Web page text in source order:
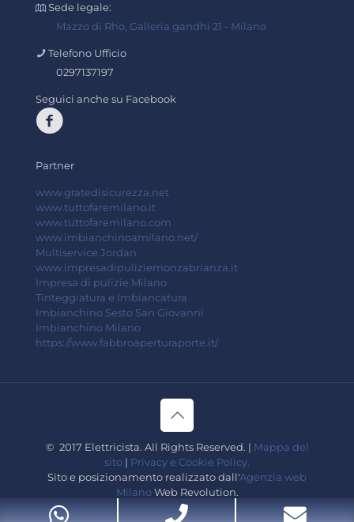
Sede legale:
Mazzo di Rho, Galleria gandhi 21 - Milano
Telefono Ufficio
0297137197
Seguici anche su Facebook
Partner
www.gratedisicurezza.net
www.tuttofaremilano.it
www.tuttofaremilano.com
www.imbianchinoamilano.net/
Multiservice Jordan
www.impresadipuliziemonzabrianza.it
Impresa di pulizie Milano
Tinteggiatura e Imbiancatura
Imbianchino Sesto San Giovanni
Imbianchino Milano
https://www.fabbroaperturaporte.it/
© 2017 Elettricista. All Rights Reserved. | Mappa del
sito | Privacy e Cookie Policy.
Sito e posizionamento realizzato dall'Agenzia web
MilanoWeb Revolution.